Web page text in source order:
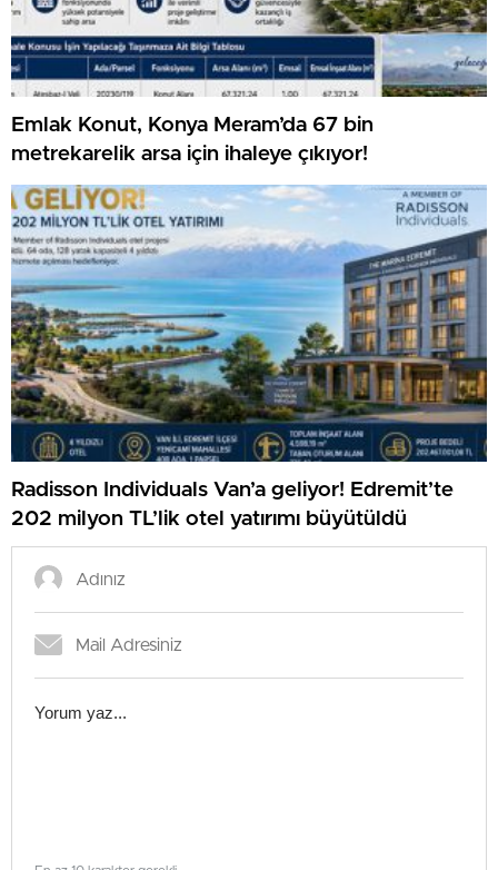
Emlak Konut, Konya Meram’da 67 bin
metrekarelik arsa için ihaleye çıkıyor!
Radisson Individuals Van’a geliyor! Edremit’te
202 milyon TL’lik otel yatırımı büyütüldü